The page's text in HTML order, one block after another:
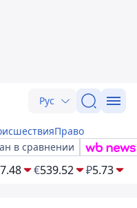
Рус
Право
в сравнении
€539.52 ₽5.73